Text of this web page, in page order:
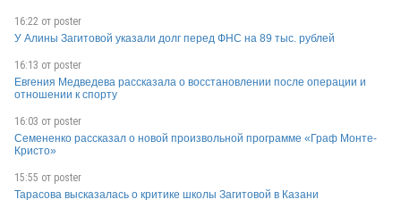
JPN
16:22 от poster
У Алины Загитовой указали долг перед ФНС на 89 тыс. рублей
16:13 от poster
Евгения Медведева рассказала о восстановлении после операции и
отношении к спорту
16:03 от poster
Семененко рассказал о новой произвольной программе «Граф Монте-
Кристо»
15:55 от poster
Тарасова высказалась о критике школы Загитовой в Казани